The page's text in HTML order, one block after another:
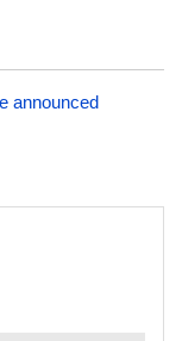
announced